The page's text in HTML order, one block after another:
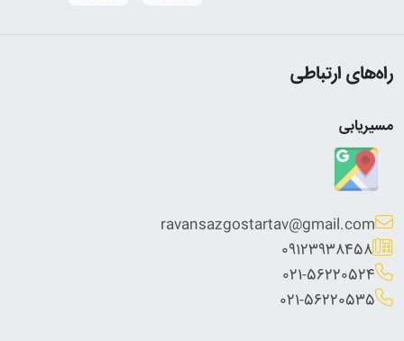
راه‌های ارتباطی
مسیریابی
ravansazgostartav@gmail.com
09123938458
021-56220524
021-56220535